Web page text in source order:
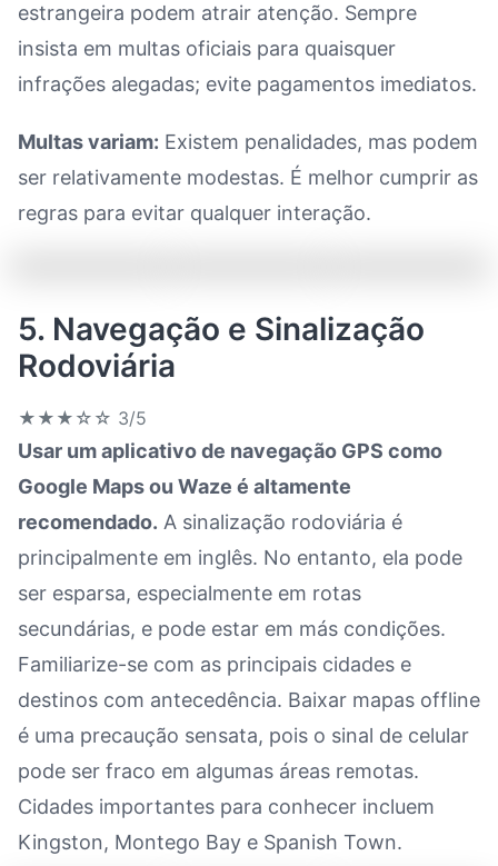
estrangeira podem atrair atenção. Sempre
insista em multas oficiais para quaisquer
infrações alegadas; evite pagamentos imediatos.
Multas variam: Existem penalidades, mas podem
ser relativamente modestas. É melhor cumprir as
regras para evitar qualquer interação.
5. Navegação e Sinalização
Rodoviária
★★★☆☆ 3/5
Usar um aplicativo de navegação GPS como
Google Maps ou Waze é altamente
recomendado. A sinalização rodoviária é
principalmente em inglês. No entanto, ela pode
ser esparsa, especialmente em rotas
secundárias, e pode estar em más condições.
Familiarize-se com as principais cidades e
destinos com antecedência. Baixar mapas offline
é uma precaução sensata, pois o sinal de celular
pode ser fraco em algumas áreas remotas.
Cidades importantes para conhecer incluem
Kingston, Montego Bay e Spanish Town.